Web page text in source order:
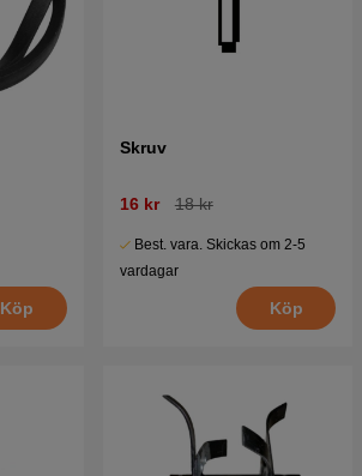
Köp
Skruv
16 kr 18 kr
Best. vara. Skickas om 2-5
vardagar
Köp